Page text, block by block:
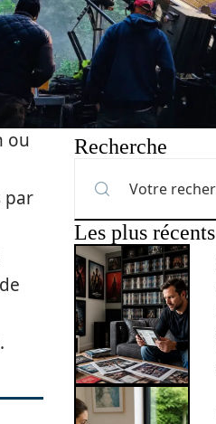
ou
par
Recherche
Les plus récents